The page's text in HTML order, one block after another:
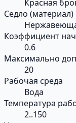
Красная
Седло (материал)
Коэффициент
0.6
Максимально
20
Рабочая среда
Вода
Температура
2..150